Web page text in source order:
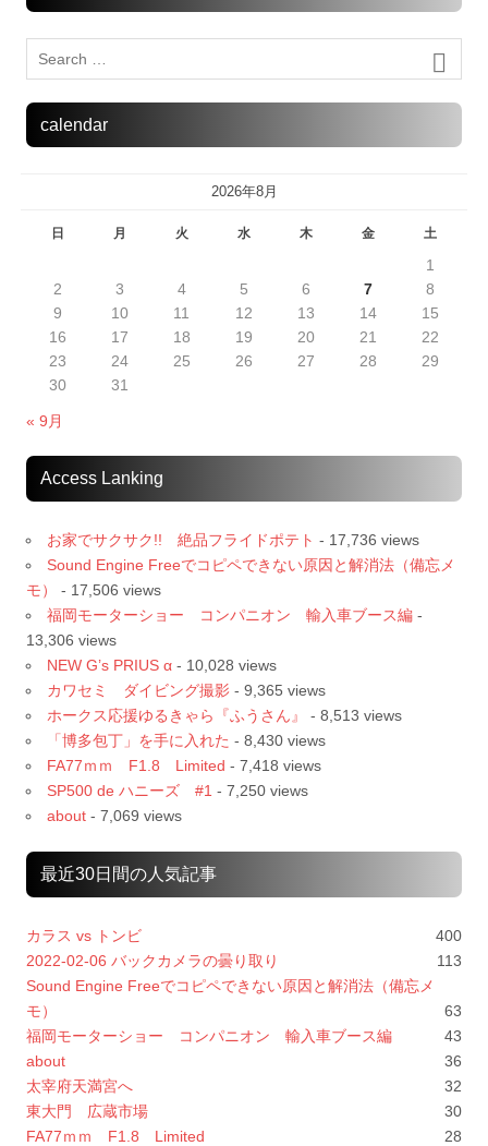
calendar
2026年8月
日 月 火 水 木 金 土
« 9月
1
2
3 4 5 6 7
8
9
10 11 12 13 14
15
16
17 18 19 20 21
22
23
24 25 26 27 28
29
30
31
Access Lanking
お家でサクサク!! 絶品フライドポテト - 17,736 views
Sound Engine Freeでコピペできない原因と解消法（備忘メ
モ）
- 17,506 views
福岡モーターショー コンパニオン 輸入車ブース編 -
13,306 views
NEW G’s PRIUS α - 10,028 views
カワセミ ダイビング撮影 - 9,365 views
ホークス応援ゆるきゃら『ふうさん』
- 8,513 views
「博多包丁」を手に入れた - 8,430 views
FA77ｍｍ F1.8 Limited - 7,418 views
SP500 de ハニーズ #1 - 7,250 views
about - 7,069 views
最近30日間の人気記事
カラス vs トンビ
400
2022-02-06 バックカメラの曇り取り
113
Sound Engine Freeでコピペできない原因と解消法（備忘メ
モ）
63
福岡モーターショー コンパニオン 輸入車ブース編
43
about
36
太宰府天満宮へ
32
東大門 広蔵市場
30
FA77ｍｍ F1.8 Limited
28